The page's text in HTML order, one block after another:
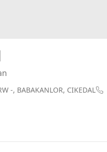
-, BABAKANLOR, CIKEDAL